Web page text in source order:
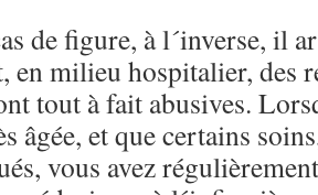
de figure, à l´inverse, il
en milieu hospitalier, des
tout à fait abusives.
âgée, et que certains
vous avez